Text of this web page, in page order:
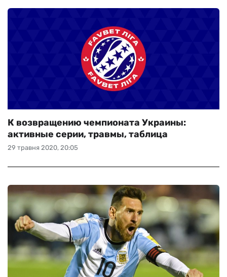
29 травня 2020, 20:05
К возвращению чемпионата Украины:
активные серии, травмы, таблица